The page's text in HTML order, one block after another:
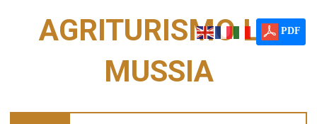
PDF
AGRITURISMO LA
MUSSIA